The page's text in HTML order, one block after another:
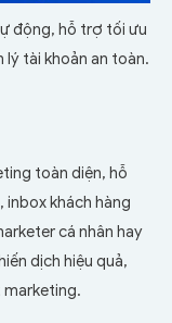
động, hỗ trợ tối ưu
lý tài khoản an toàn.
toàn diện, hỗ
khách hàng
cá nhân hay
dịch hiệu quả,
marketing.